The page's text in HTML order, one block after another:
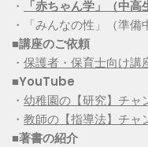
・
「赤ちゃん学」（中高
・「みんなの性」（準備
■講座のご依頼
・ 保護者・保育士向け講
■YouTube
・ 幼稚園の【研究】チャ
・ 教師の【指導法】チャ
■著書の紹介